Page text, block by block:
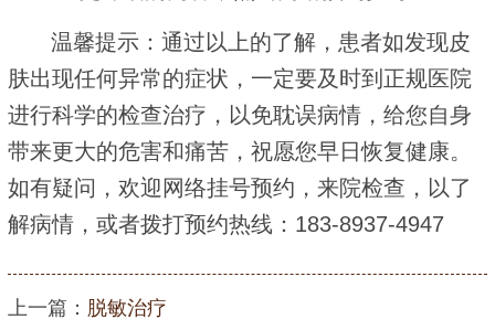
温馨提示：通过以上的了解，患者如发现皮
肤出现任何异常的症状，一定要及时到正规医院
进行科学的检查治疗，以免耽误病情，给您自身
带来更大的危害和痛苦，祝愿您早日恢复健康。
如有疑问，欢迎网络挂号预约，来院检查，以了
解病情，或者拨打预约热线：183-8937-4947
上一篇： 脱敏治疗